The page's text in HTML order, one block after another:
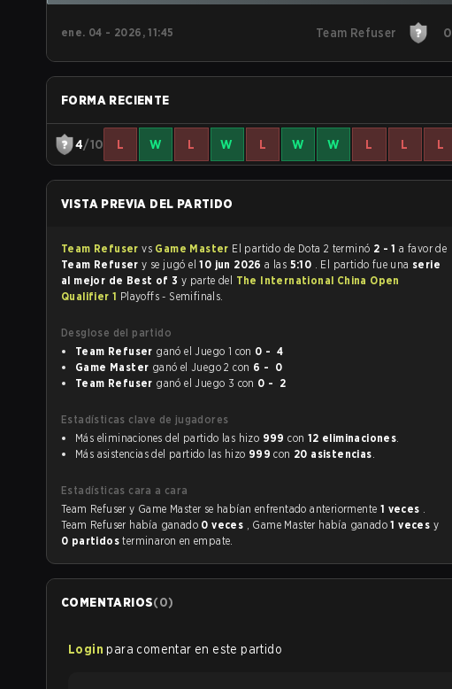
ene. 04 - 2026, 11:45 Team Refuser 0
FORMA RECIENTE
4/10 L W L W L W W L L L
VISTA PREVIA DEL PARTIDO
Team Refuservs Game Master El partido de Dota 2 terminó 2 - 1 a favor de
Team Refusery se jugó el10 jun 2026a las 5:10 . El partido fue una serie
al mejor de Best of 3 y parte del The International China Open
Qualifier 1 Playoffs - Semifinals.
Desglose del partido
Team Refuser
ganó el Juego 1 con
0 - 4
Game Master
ganó el Juego 2 con
6 - 0
Team Refuser
ganó el Juego 3 con 0 - 2
Estadísticas clave de jugadores
Más eliminaciones del partido las hizo 999 con 12 eliminaciones.
Más asistencias del partido las hizo 999 con 20 asistencias.
Estadísticas cara a cara
Team Refuser y Game Master se habían enfrentado anteriormente 1 veces .
Team Refuser había ganado 0 veces , Game Master había ganado1 veces y
0 partidosterminaron en empate.
COMENTARIOS(0)
Login para comentar en este partido